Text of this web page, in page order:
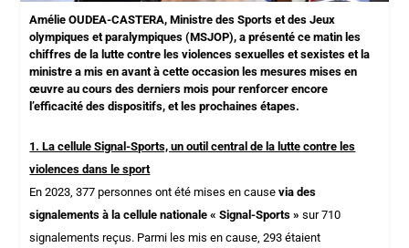
Amélie OUDEA-CASTERA, Ministre des Sports et des Jeux
olympiques et paralympiques (MSJOP), a présenté ce matin les
chiffres de la lutte contre les violences sexuelles et sexistes et la
ministre a mis en avant à cette occasion les mesures mises en
œuvre au cours des derniers mois pour renforcer encore
l’efficacité des dispositifs, et les prochaines étapes.
1. La cellule Signal-Sports, un outil central de la lutte contre les
violences dans le sport
En 2023, 377 personnes ont été mises en causevia des
signalements à la cellule nationale « Signal-Sports » sur 710
signalements reçus. Parmi les mis en cause, 293 étaient